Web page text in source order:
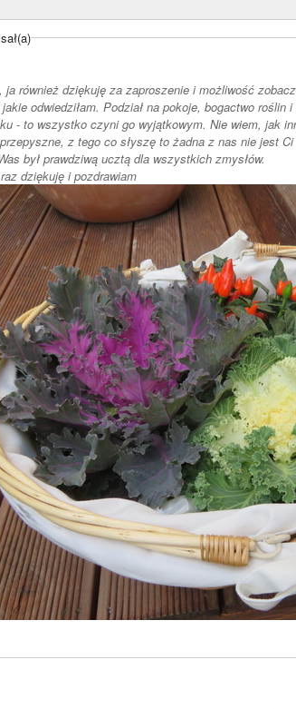
ja również dziękuję za zaproszenie i możliwość
jakie odwiedziłam. Podział na pokoje, bogactwo
- to wszystko czyni go wyjątkowym. Nie wiem, jak
jedzenie przepyszne, z tego
był prawdziwą ucztą dla wszystkich zmysłów.
dziękuję i pozdrawiam